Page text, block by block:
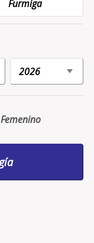
Femenino